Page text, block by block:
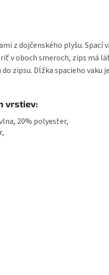
z dojčenského plyšu. Spací
v oboch smeroch, zips má
zipsu. Dĺžka spacieho vaku
vrstiev:
20% polyester,